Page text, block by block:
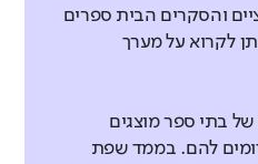
והסקרים הבית ספרים
לקרוא על מערך
של בתי ספר מוצגים
להם. בממד שפת